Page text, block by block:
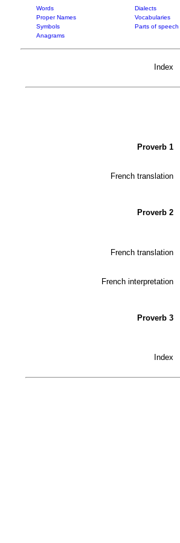
Words Dialects
Proper Names
Vocabularies
Symbols
Parts of speech
Anagrams
Index
Proverb 1
French translation
Proverb 2
French translation
French interpretation
Proverb 3
Index